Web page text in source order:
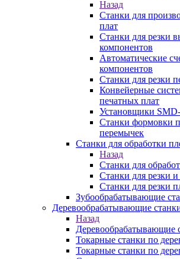
Назад
Станки для
плат
Станки для резки
компонентов
Автоматические
компонентов
Станки для резки
Конвейерные
печатных плат
Установщики
Станки формовки
перемычек
Станки для обработки
Назад
Станки для
Станки для резки
Станки для резки
Зубообрабатывающие
Деревообрабатывающие
Назад
Деревообрабатывающие
Токарные станки по
Токарные станки по